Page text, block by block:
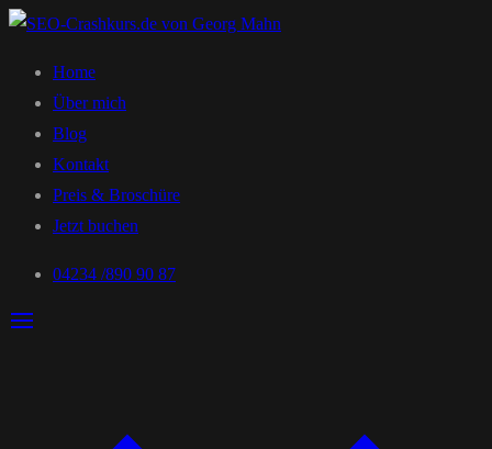
Home
Über mich
Blog
Kontakt
Preis & Broschüre
Jetzt buchen
04234 /890 90 87